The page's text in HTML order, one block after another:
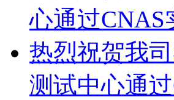
心通过
热烈祝贺我
测试中心通